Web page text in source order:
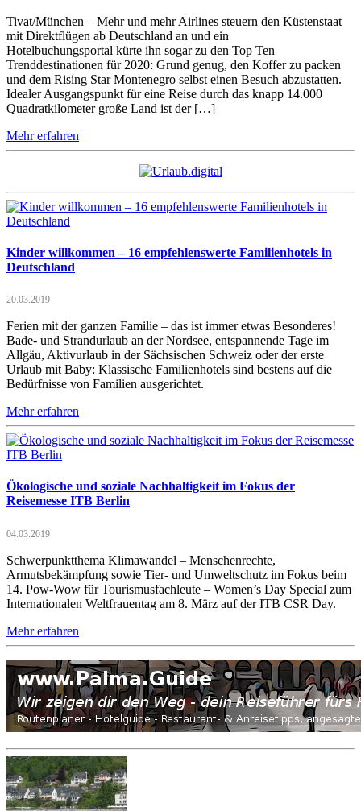
Tivat/München – Mehr und mehr Airlines steuern den Küstenstaat
mit Direktflügen ab Deutschland an und ein
Hotelbuchungsportal kürte ihn sogar zu den Top Ten
Trenddestinationen für 2020: Grund genug, den Koffer zu packen
und dem Rising Star Montenegro selbst einen Besuch abzustatten.
Idealer Ausgangspunkt für eine Reise durch das knapp 14.000
Quadratkilometer große Land ist der […]
Mehr erfahren
Kinder willkommen – 16 empfehlenswerte Familienhotels in
Deutschland
20.03.2019
Ferien mit der ganzen Familie – das ist immer etwas Besonderes!
Bade- und Strandurlaub an der Nordsee, entspannende Tage im
Allgäu, Aktivurlaub in der Sächsischen Schweiz oder der erste
Urlaub mit Baby: Klassische Familienhotels sind bestens auf die
Bedürfnisse von Familien ausgerichtet.
Mehr erfahren
Ökologische und soziale Nachhaltigkeit im Fokus der
Reisemesse ITB Berlin
04.03.2019
Schwerpunktthema Klimawandel – Menschenrechte,
Armutsbekämpfung sowie Tier- und Umweltschutz im Fokus beim
14. Pow-Wow für Tourismusfachleute – Women’s Day Special zum
Internationalen Weltfrauentag am 8. März auf der ITB CSR Day.
Mehr erfahren